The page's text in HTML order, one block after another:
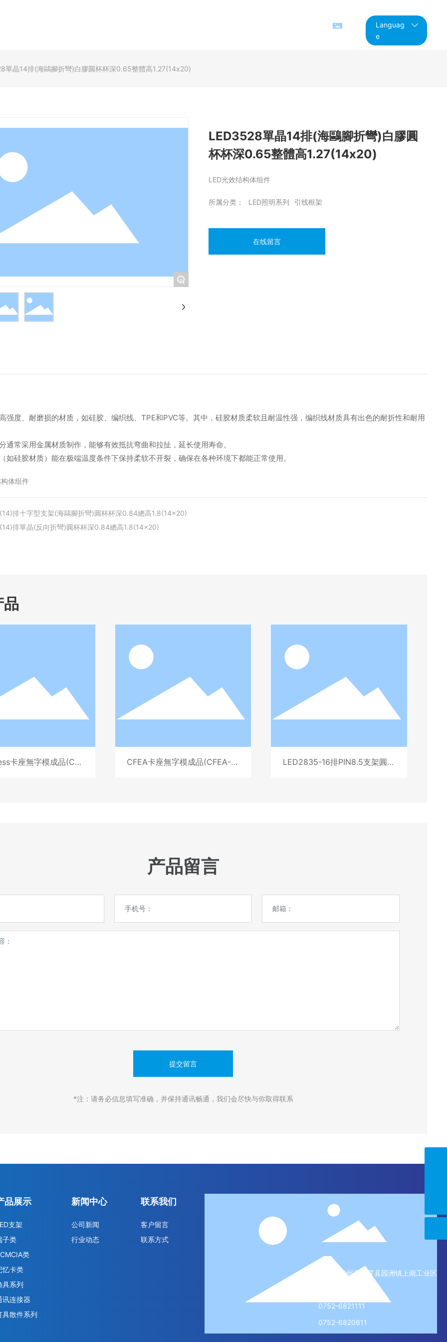
Languag
e
單晶14排(海鷗腳折彎)白膠圓杯杯深0.65整體高1.27(14x20)
+
LED3528單晶14排(海鷗腳折彎)白膠圓
杯杯深0.65整體高1.27(14x20)
LED光效结构体组件
所属分类： LED照明系列 引线框架
在线留言
强度、耐磨损的材质，如硅胶、编织线、TPE和PVC等。其中，硅胶材质柔软且耐温性强，编织线材质具有出色的耐折性和耐用
通常采用金属材质制作，能够有效抵抗弯曲和拉扯，延长使用寿命。
如硅胶材质）能在极端温度条件下保持柔软不开裂，确保在各种环境下都能正常使用。
体组件
排十字型支架(海鷗腳折彎)圓杯杯深0.84總高1.8(14x20)
排單晶(反向折彎)圓杯杯深0.84總高1.8(14x20)
品
卡座無字模成品(CFE
CFEA卡座無字模成品(CFEA-A1
LED2835-16排PIN8.5支架圓形
产品留言
提交留言
*注：请务必信息填写准确，并保持通讯畅通，我们会尽快与你取得联系
品展示
支架
子类
类
忆卡类
具系列
讯连接器
具散件系列
新闻中心
公司新闻
行业动态
联系我们
客户留言
联系方式
广东省惠州市博罗县园洲镇上南工业区
0752-6821111
0752-6820611